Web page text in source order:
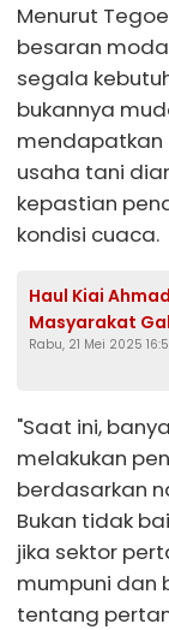
Menurut
besaran
segala
bukannya
mendapatkan
usaha tani
kepastian
kondisi cuaca.
Haul Kiai
Masyarakat
Perbanyak
Rabu, 21 Mei 2025
"Saat ini,
melakukan
berdasarkan
Bukan tidak
jika sektor
mumpuni dan
tentang